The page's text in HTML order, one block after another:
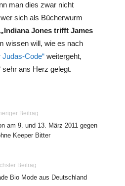
man dies zwar nicht
sich als Bücherwurm
„Indiana Jones trifft James
wissen will, wie es nach
Judas-Code“ weitergeht,
ans Herz gelegt.
Beitrag
am 9. und 13. März 2011 gegen
Keeper Bitter
Beitrag
Bio Mode aus Deutschland